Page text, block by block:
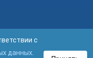
с
данных